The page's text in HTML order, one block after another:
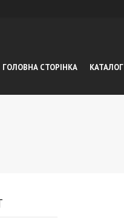
ГОЛОВНА СТОРІНКА КАТАЛОГ